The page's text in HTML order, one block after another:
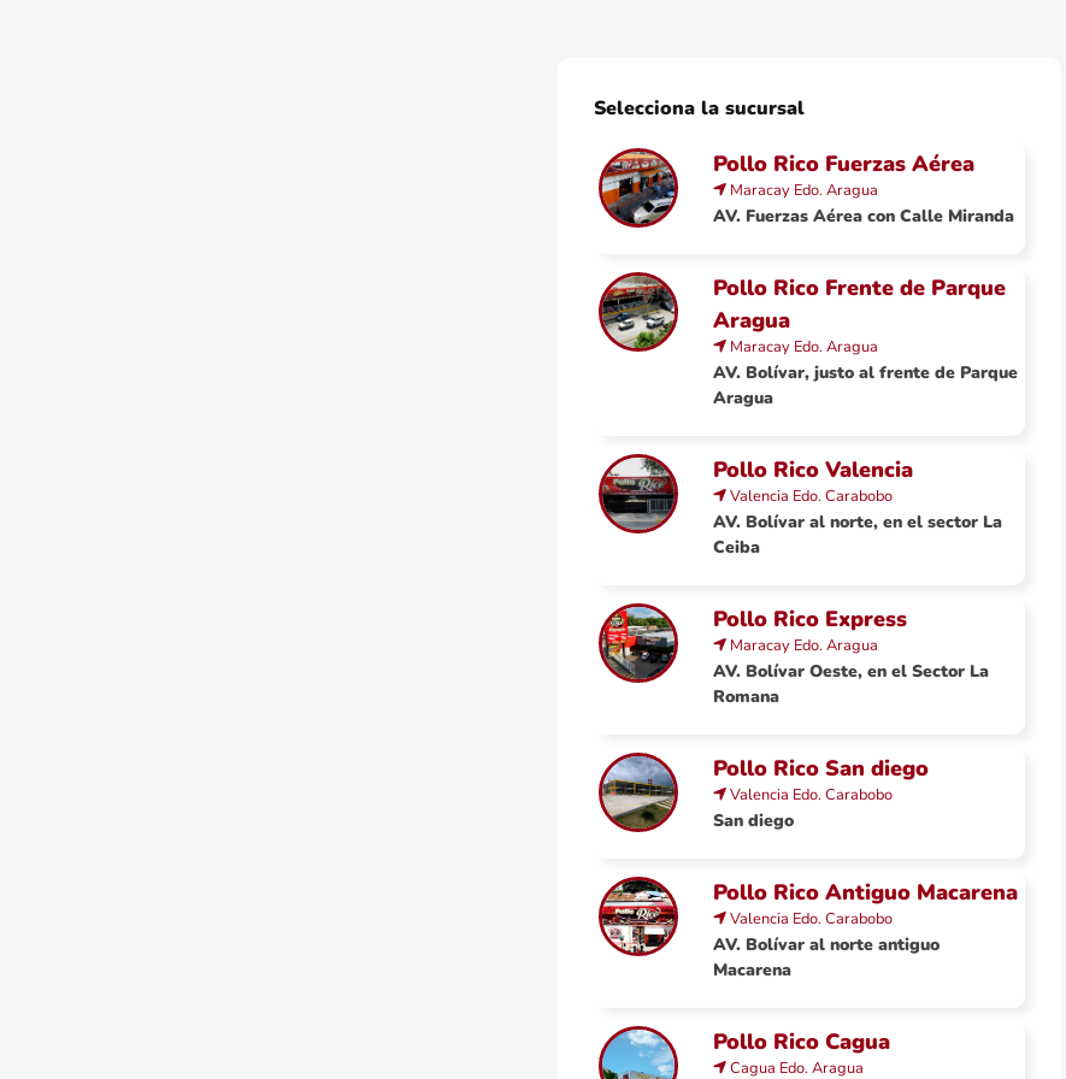
Selecciona la sucursal
Pollo Rico Fuerzas Aérea
Maracay Edo. Aragua
AV. Fuerzas Aérea con Calle Miranda
Pollo Rico Frente de Parque
Aragua
Maracay Edo. Aragua
AV. Bolívar, justo al frente de Parque
Aragua
Pollo Rico Valencia
Valencia Edo.Carabobo
AV. Bolívar al norte, en el sector La
Ceiba
Pollo Rico Express
Maracay Edo. Aragua
AV. Bolívar Oeste, en el Sector La
Romana
Pollo Rico San diego
Valencia Edo.Carabobo
San diego
Pollo Rico Antiguo Macarena
Valencia Edo.Carabobo
AV. Bolívar al norte antiguo
Macarena
Pollo Rico Cagua
Cagua Edo.Aragua